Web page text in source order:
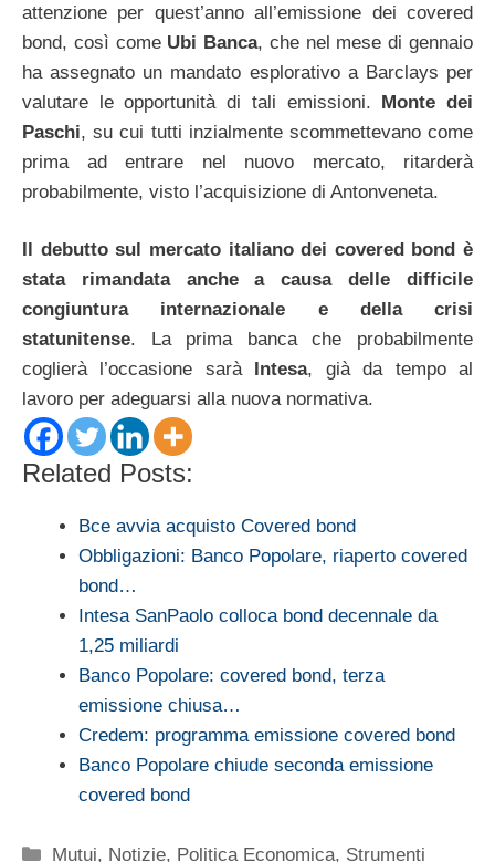
attenzione per quest’anno all’emissione dei covered
bond, così come Ubi Banca, che nel mese di gennaio
ha assegnato un mandato esplorativo a Barclays per
valutare le opportunità di tali emissioni. Monte dei
Paschi, su cui tutti inzialmente scommettevano come
prima ad entrare nel nuovo mercato, ritarderà
probabilmente, visto l’acquisizione di Antonveneta.
Il debutto sul mercato italiano dei covered bond è
stata rimandata anche a causa delle difficile
congiuntura internazionale e della crisi
statunitense. La prima banca che probabilmente
coglierà l’occasione sarà
Intesa, già da tempo al
lavoro per adeguarsi alla nuova normativa.
Related Posts:
Bce avvia acquisto Covered bond
Obbligazioni: Banco Popolare, riaperto covered
bond…
Intesa SanPaolo colloca bond decennale da
1,25 miliardi
Banco Popolare: covered bond, terza
emissione chiusa…
Credem: programma emissione covered bond
Banco Popolare chiude seconda emissione
covered bond
Categorie
Mutui, Notizie, Politica Economica, Strumenti